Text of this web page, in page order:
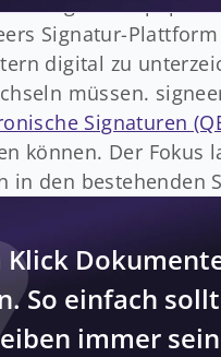
Signatur-
digital zu
müssen.
Signaturen
können. Der
in den bestehenden
So einfach
immer